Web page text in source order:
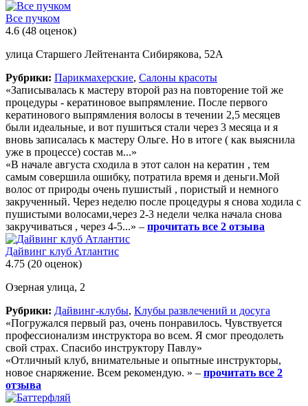
Все пучком
4.6 (48 оценок)
улица Старшего Лейтенанта Сибирякова, 52А
Рубрики: Парикмахерские, Салоны красоты
«Записывалась к мастеру второй раз на повторение той же
процедуры - кератиновое выпрямление. После первого
кератинового выпрямления волосы в течении 2,5 месяцев
были идеальные, и вот пушиться стали через 3 месяца и я
вновь записалась к мастеру Ольге. Но в итоге ( как выяснила
уже в процессе) состав м...»
«В начале августа сходила в этот салон на кератин , тем
самым совершила ошибку, потратила время и деньги.Мой
волос от природы очень пушистый , пористый и немного
закрученный. Через неделю после процедуры я снова ходила с
пушистыми волосами,через 2-3 недели челка начала снова
закручиваться , через 4-5...» – прочитать все 2 отзыва
Дайвинг клуб Атлантис
4.75 (20 оценок)
Озерная улица, 2
Рубрики: Дайвинг-клубы, Клубы развлечений и досуга
«Погружался первый раз, очень понравилось. Чувствуется
профессионализм инструктора во всем. Я смог преодолеть
свой страх. Спасибо инструктору Павлу»
«Отличный клуб, внимательные и опытные инструкторы,
новое снаряжение. Всем рекомендую. » – прочитать все 2
отзыва